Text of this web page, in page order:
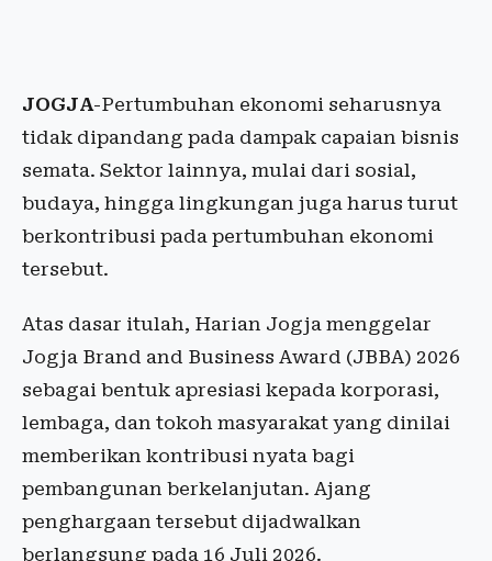
JOGJA-Pertumbuhan ekonomi seharusnya
tidak dipandang pada dampak capaian bisnis
semata. Sektor lainnya, mulai dari sosial,
budaya, hingga lingkungan juga harus turut
berkontribusi pada pertumbuhan ekonomi
tersebut.
Atas dasar itulah, Harian Jogja menggelar
Jogja Brand and Business Award (JBBA) 2026
sebagai bentuk apresiasi kepada korporasi,
lembaga, dan tokoh masyarakat yang dinilai
memberikan kontribusi nyata bagi
pembangunan berkelanjutan. Ajang
penghargaan tersebut dijadwalkan
berlangsung pada 16 Juli 2026.